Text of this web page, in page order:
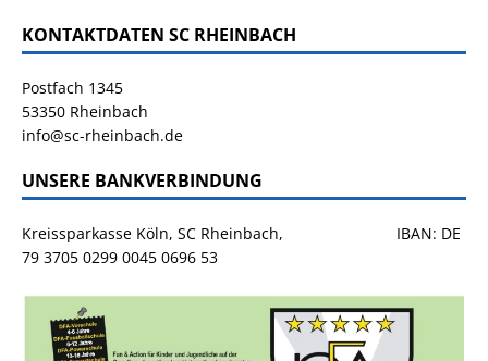
KONTAKTDATEN SC RHEINBACH
Postfach 1345
53350 Rheinbach
info@sc-rheinbach.de
UNSERE BANKVERBINDUNG
Kreissparkasse Köln, SC Rheinbach, IBAN: DE
79 3705 0299 0045 0696 53